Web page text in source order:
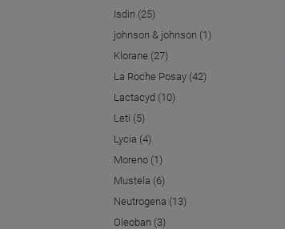
Isdin (25)
johnson & johnson (1)
Klorane (27)
La Roche Posay (42)
Lactacyd (10)
Leti (5)
Lycia (4)
Moreno (1)
Mustela (6)
Neutrogena (13)
Oleoban (3)